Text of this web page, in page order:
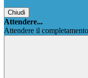
Chiudi
Attendere...
Attendere il